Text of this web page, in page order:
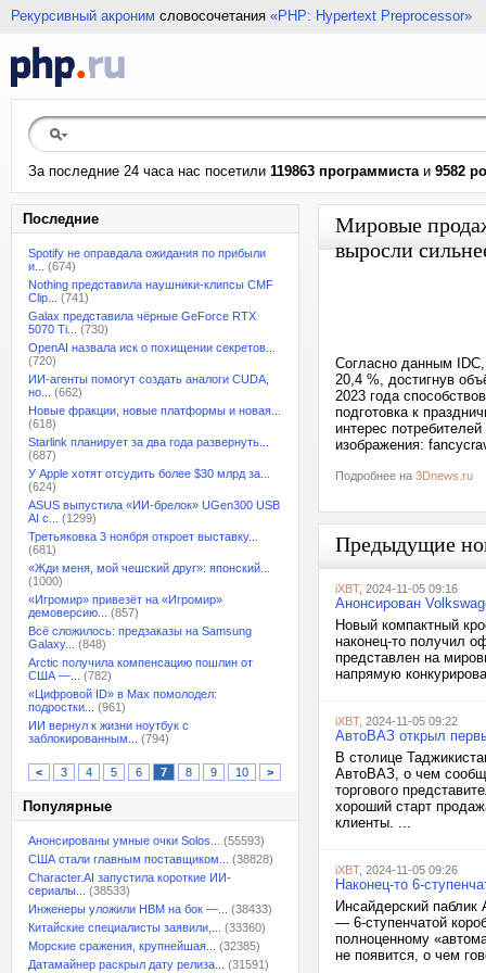
Рекурсивный акроним словосочетания «PHP: Hypertext Preprocessor»
За последние 24 часа нас посетили 119863 программистаи 9582
Последние
Spotify не оправдала ожидания по прибыли
и...
(674)
Nothing представила наушники-клипсы CMF
Clip...
(741)
Galax представила чёрные GeForce RTX
5070 Ti...
(730)
OpenAI назвала иск о похищении секретов...
(720)
ИИ-агенты помогут создать аналоги CUDA,
но...
(662)
Новые фракции, новые платформы и новая...
(618)
Starlink планирует за два года развернуть...
(687)
У Apple хотят отсудить более $30 млрд за...
(624)
ASUS выпустила «ИИ-брелок» UGen300 USB
AI с...
(1299)
Третьяковка 3 ноября откроет выставку...
(681)
«Жди меня, мой чешский друг»: японский...
(1000)
«Игромир» привезёт на «Игромир»
демоверсию...
(857)
Всё сложилось: предзаказы на Samsung
Galaxy...
(848)
Arctic получила компенсацию пошлин от
США —...
(782)
«Цифровой ID» в Max помолодел:
подростки...
(961)
ИИ вернул к жизни ноутбук с
заблокированным...
(794)
< 3 4 5 6 7 8 9 10 >
Популярные
Анонсированы умные очки Solos...
(55593)
США стали главным поставщиком...
(38828)
Character.AI запустила короткие ИИ-
сериалы...
(38533)
Инженеры уложили HBM на бок —...
(38433)
Китайские специалисты заявили,...
(33360)
Морские сражения, крупнейшая...
(32385)
Датамайнер раскрыл дату релиза...
(31591)
Мировые
выросли
Согласно данным
20,4 %, достигнув
2023 года
подготовка к
интерес
изображения:
Подробнее на 3Dnews.ru
Предыдущие
iXBT, 2024-11-05 09:16
Анонсирован
Новый компактный
наконец-то получил
представлен на
напрямую
iXBT, 2024-11-05 09:22
АвтоВАЗ открыл
В столице
АвтоВАЗ, о чем
торгового
хороший старт
клиенты. ...
iXBT, 2024-11-05 09:26
Наконец-то 6-
Инсайдерский паблик
— 6-ступенчатой
полноценному
не появится, о чем